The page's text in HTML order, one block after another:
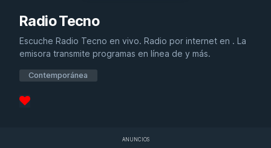
Radio Tecno
Escuche Radio Tecno en vivo. Radio por internet en . La
emisora transmite programas en línea de y más.
Contemporánea
ANUNCIOS